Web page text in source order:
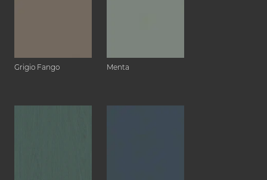
Grigio Fango Menta